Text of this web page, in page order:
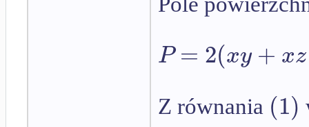
P = 2(xy+ xz
Z równania (1)